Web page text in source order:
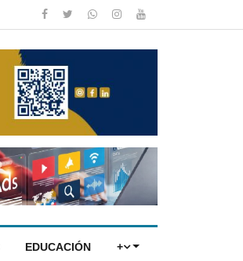
EDUCACIÓN +